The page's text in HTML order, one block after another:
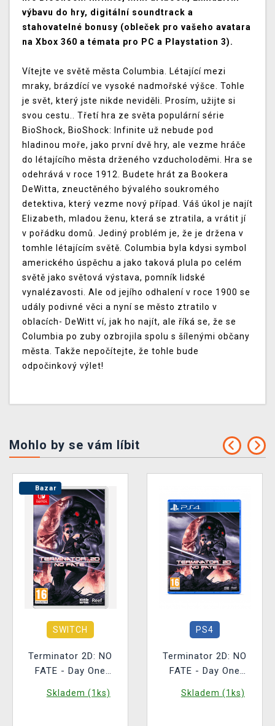
výbavu do hry, digitální soundtrack a
stahovatelné bonusy (obleček pro vašeho avatara
na Xbox 360 a témata pro PC a Playstation 3).
Vítejte ve světě města Columbia. Létající mezi
mraky, brázdící ve vysoké nadmořské výšce. Tohle
je svět, který jste nikde neviděli. Prosím, užijte si
svou cestu.. Třetí hra ze světa populární série
BioShock, BioShock: Infinite už nebude pod
hladinou moře, jako první dvě hry, ale vezme hráče
do létajícího města drženého vzducholoděmi. Hra se
odehrává v roce 1912. Budete hrát za Bookera
DeWitta, zneuctěného bývalého soukromého
detektiva, který vezme nový případ. Váš úkol je najít
Elizabeth, mladou ženu, která se ztratila, a vrátit jí
v pořádku domů. Jediný problém je, že je držena v
tomhle létajícím světě. Columbia byla kdysi symbol
amerického úspěchu a jako taková plula po celém
světě jako světová výstava, pomník lidské
vynalézavosti. Ale od jejího odhalení v roce 1900 se
udály podivné věci a nyní se město ztratilo v
oblacích- DeWitt ví, jak ho najít, ale říká se, že se
Columbia po zuby ozbrojila spolu s šílenými občany
města. Takže nepočítejte, že tohle bude
odpočinkový výlet!
Mohlo by se vám líbit
Bazar
SWITCH
Terminator 2D: NO
FATE - Day One
Skladem (1ks)
PS4
Terminator 2D: NO
FATE - Day One
Skladem (1ks)